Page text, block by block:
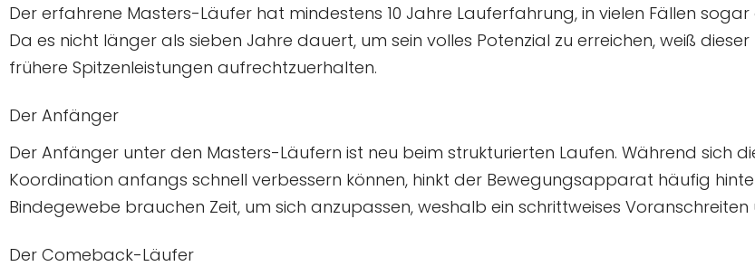
Der erfahrene Masters-Läufer hat mindestens 10 Jahre Lauferfahrung, in vielen Fällen
Da es nicht länger als sieben Jahre dauert, um sein volles Potenzial zu erreichen, weiß dieser
frühere Spitzenleistungen aufrechtzuerhalten.
Der Anfänger
Der Anfänger unter den Masters-Läufern ist neu beim strukturierten Laufen. Während sich
Koordination anfangs schnell verbessern können, hinkt der Bewegungsapparat häufig
Bindegewebe brauchen Zeit, um sich anzupassen, weshalb ein schrittweises Voranschreiten
Der Comeback-Läufer